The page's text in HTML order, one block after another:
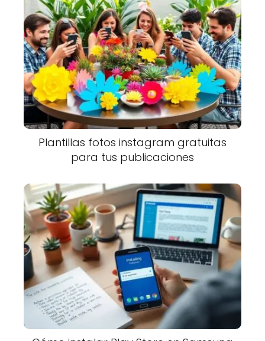
Plantillas fotos instagram gratuitas
para tus publicaciones